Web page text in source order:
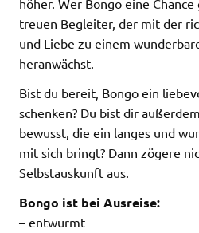
höher. Wer Bongo eine
treuen Begleiter, der mit der
und Liebe zu einem
heranwächst.
Bist du bereit, Bongo ein
schenken? Du bist dir
bewusst, die ein langes und
mit sich bringt? Dann zögere
Selbstauskunft aus.
Bongo ist bei Ausreise:
– entwurmt